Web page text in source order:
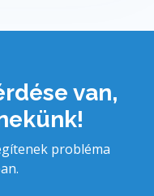
van,
probléma